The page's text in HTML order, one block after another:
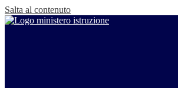
Salta al contenuto